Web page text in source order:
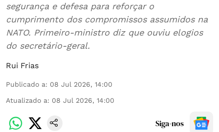
segurança e defesa para reforçar o
cumprimento dos compromissos assumidos na
NATO. Primeiro-ministro diz que ouviu elogios
do secretário-geral.
Rui Frias
Publicado a: 08 Jul 2026, 14:00
Atualizado a: 08 Jul 2026, 14:00
Siga-nos